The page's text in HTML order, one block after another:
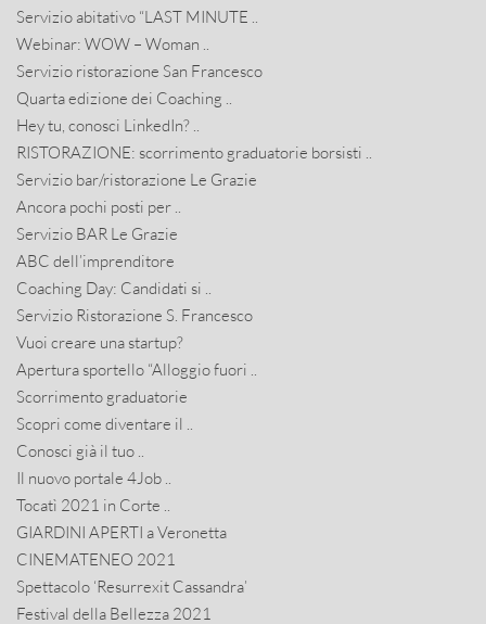
Servizio abitativo “LAST MINUTE ..
Webinar: WOW – Woman ..
Servizio ristorazione San Francesco
Quarta edizione dei Coaching ..
Hey tu, conosci LinkedIn? ..
RISTORAZIONE: scorrimento graduatorie borsisti ..
Servizio bar/ristorazione Le Grazie
Ancora pochi posti per ..
Servizio BAR Le Grazie
ABC dell’imprenditore
Coaching Day: Candidati si ..
Servizio Ristorazione S. Francesco
Vuoi creare una startup?
Apertura sportello “Alloggio fuori ..
Scorrimento graduatorie
Scopri come diventare il ..
Conosci già il tuo ..
Il nuovo portale 4Job ..
Tocatì 2021 in Corte ..
GIARDINI APERTI a Veronetta
CINEMATENEO 2021
Spettacolo ‘Resurrexit Cassandra’
Festival della Bellezza 2021